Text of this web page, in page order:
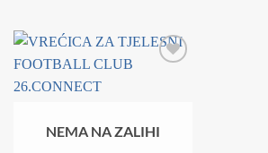
NEMA NA ZALIHI